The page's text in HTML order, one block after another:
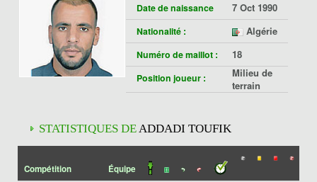
Date de naissance 7 Oct 1990
Nationalité : Algérie
Numéro de maillot : 18
Position joueur :
Milieu de
terrain
STATISTIQUES DEADDADI TOUFIK
Compétition Équipe